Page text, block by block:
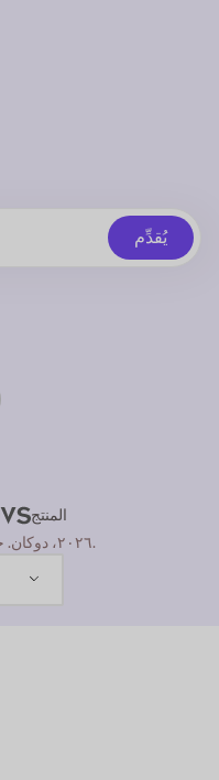
يُقدِّم
المنتج
© ٢٠٢٦، دوكان. جميع الحقوق محفوظة.